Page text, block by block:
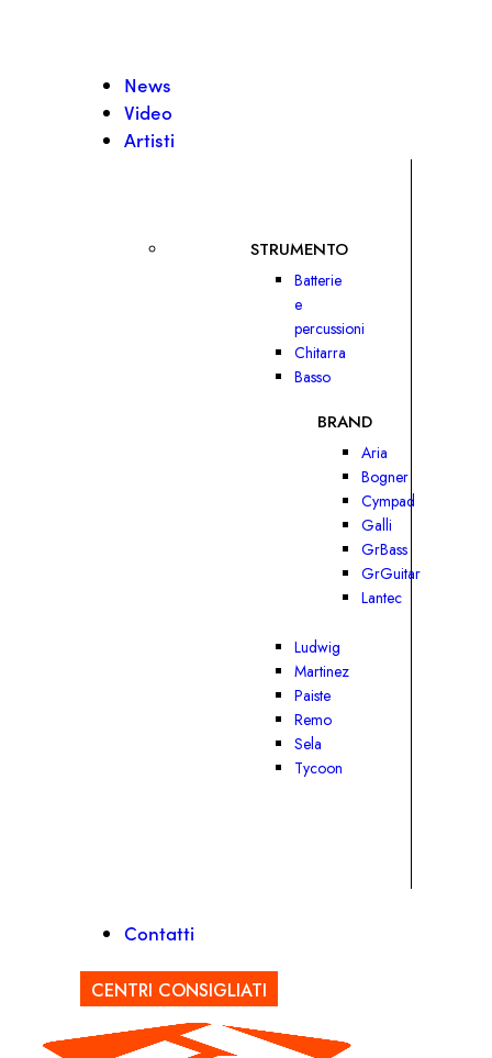
News
Video
Artisti
STRUMENTO
Batterie
e
percussioni
Chitarra
Basso
BRAND
Aria
Bogner
Cympad
Galli
GrBass
GrGuitar
Lantec
Ludwig
Martinez
Paiste
Remo
Sela
Tycoon
Contatti
CENTRI CONSIGLIATI